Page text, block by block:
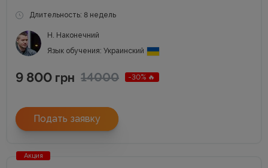
Длительность: 8 недель
Н. Наконечний
Язык обучения: Украинский
9 800 грн 14000 -30% 🔥
Подать заявку
Акция